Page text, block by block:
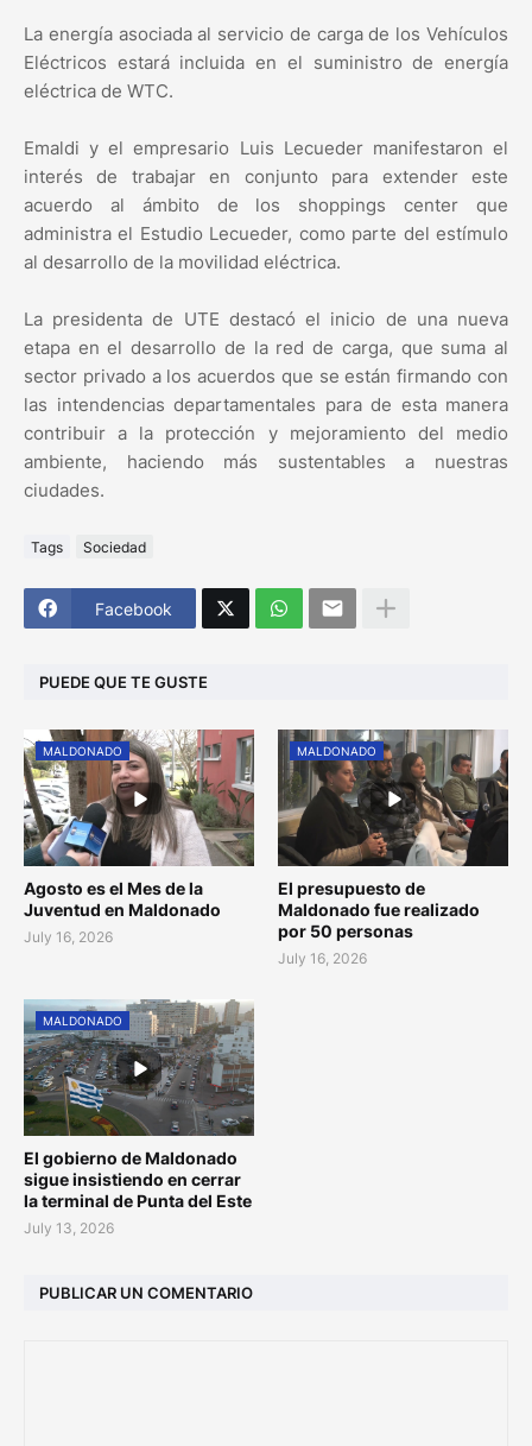
La energía asociada al servicio de carga de los Vehículos
Eléctricos estará incluida en el suministro de energía
eléctrica de WTC.
Emaldi y el empresario Luis Lecueder manifestaron el
interés de trabajar en conjunto para extender este
acuerdo al ámbito de los shoppings center que
administra el Estudio Lecueder, como parte del estímulo
al desarrollo de la movilidad eléctrica.
La presidenta de UTE destacó el inicio de una nueva
etapa en el desarrollo de la red de carga, que suma al
sector privado a los acuerdos que se están firmando con
las intendencias departamentales para de esta manera
contribuir a la protección y mejoramiento del medio
ambiente, haciendo más sustentables a nuestras
ciudades.
Tags Sociedad
Facebook
PUEDE QUE TE GUSTE
MALDONADO
Agosto es el Mes de la
Juventud en Maldonado
July 16, 2026
MALDONADO
El presupuesto de
Maldonado fue realizado
por 50 personas
July 16, 2026
MALDONADO
El gobierno de Maldonado
sigue insistiendo en cerrar
la terminal de Punta del Este
July 13, 2026
PUBLICAR UN COMENTARIO